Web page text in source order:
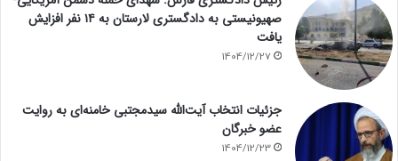
صهیونیستی به دادگستری لارستان به ۱۴ نفر افزایش
یافت
1404/12/27
جزئیات انتخاب آیت‌الله سیدمجتبی خامنه‌ای به روایت
عضو خبرگان
1404/12/23